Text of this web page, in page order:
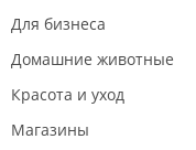
Для бизнеса
Домашние животные
Красота и уход
Магазины